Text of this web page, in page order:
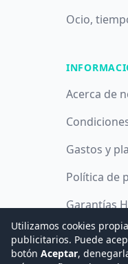
Ocio,
Acerca de
Gastos y
Política de
Garantías
Política de
Utilizamos cookies
publicitarios. Puede
botón Aceptar,